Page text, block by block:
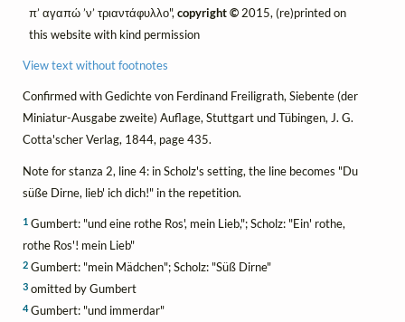
π’ αγαπώ ’ν’ τριαντάφυλλο",copyright ©2015, (re)printed on
this website with kind permission
View text without footnotes
Confirmed with Gedichte von Ferdinand Freiligrath, Siebente (der
Miniatur-Ausgabe zweite) Auflage, Stuttgart und Tübingen, J. G.
Cotta'scher Verlag, 1844, page 435.
Note for stanza 2, line 4: in Scholz's setting, the line becomes "Du
süße Dirne, lieb' ich dich!" in the repetition.
1Gumbert: "und eine rothe Ros', mein Lieb,"; Scholz: "Ein' rothe,
rothe Ros'! mein Lieb"
2Gumbert: "mein Mädchen"; Scholz: "Süß Dirne"
3omitted by Gumbert
4Gumbert: "und immerdar"